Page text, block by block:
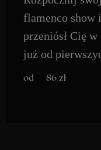
flamenco show
przeniósł Cię
już od
86 zł
everlight concerts
wspierający